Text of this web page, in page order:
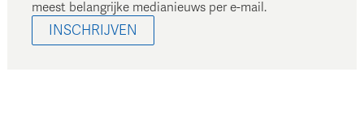
meest belangrijke medianieuws per e-mail.
INSCHRIJVEN